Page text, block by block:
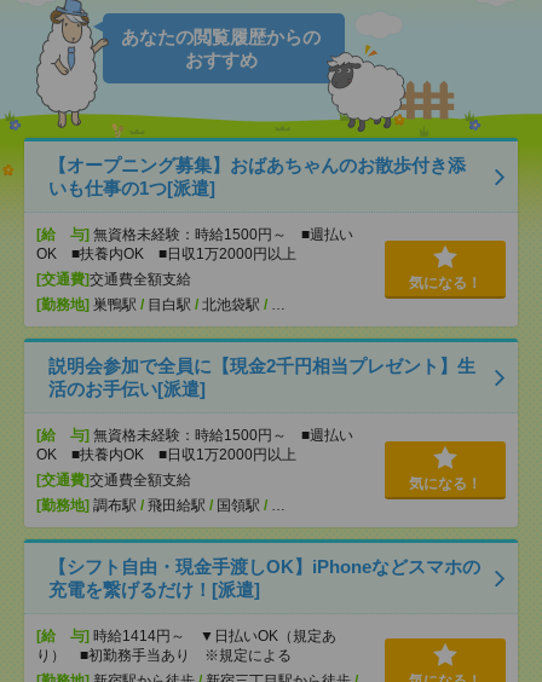
あなたの閲覧履歴からの
おすすめ
【オープニング募集】おばあちゃんのお散歩付き添
いも仕事の1つ[派遣]
[給 与] 無資格未経験：時給1500円～ ■週払い
OK ■扶養内OK ■日収1万2000円以上
[交通費]交通費全額支給
[勤務地] 巣鴨駅 / 目白駅 / 北池袋駅 / …
気になる！
説明会参加で全員に【現金2千円相当プレゼント】生
活のお手伝い[派遣]
[給 与] 無資格未経験：時給1500円～ ■週払い
OK ■扶養内OK ■日収1万2000円以上
[交通費]交通費全額支給
[勤務地] 調布駅 / 飛田給駅 / 国領駅 / …
気になる！
【シフト自由・現金手渡しOK】iPhoneなどスマホの
充電を繋げるだけ！[派遣]
[給 与] 時給1414円～ ▼日払いOK（規定あ
り） ■初勤務手当あり ※規定による